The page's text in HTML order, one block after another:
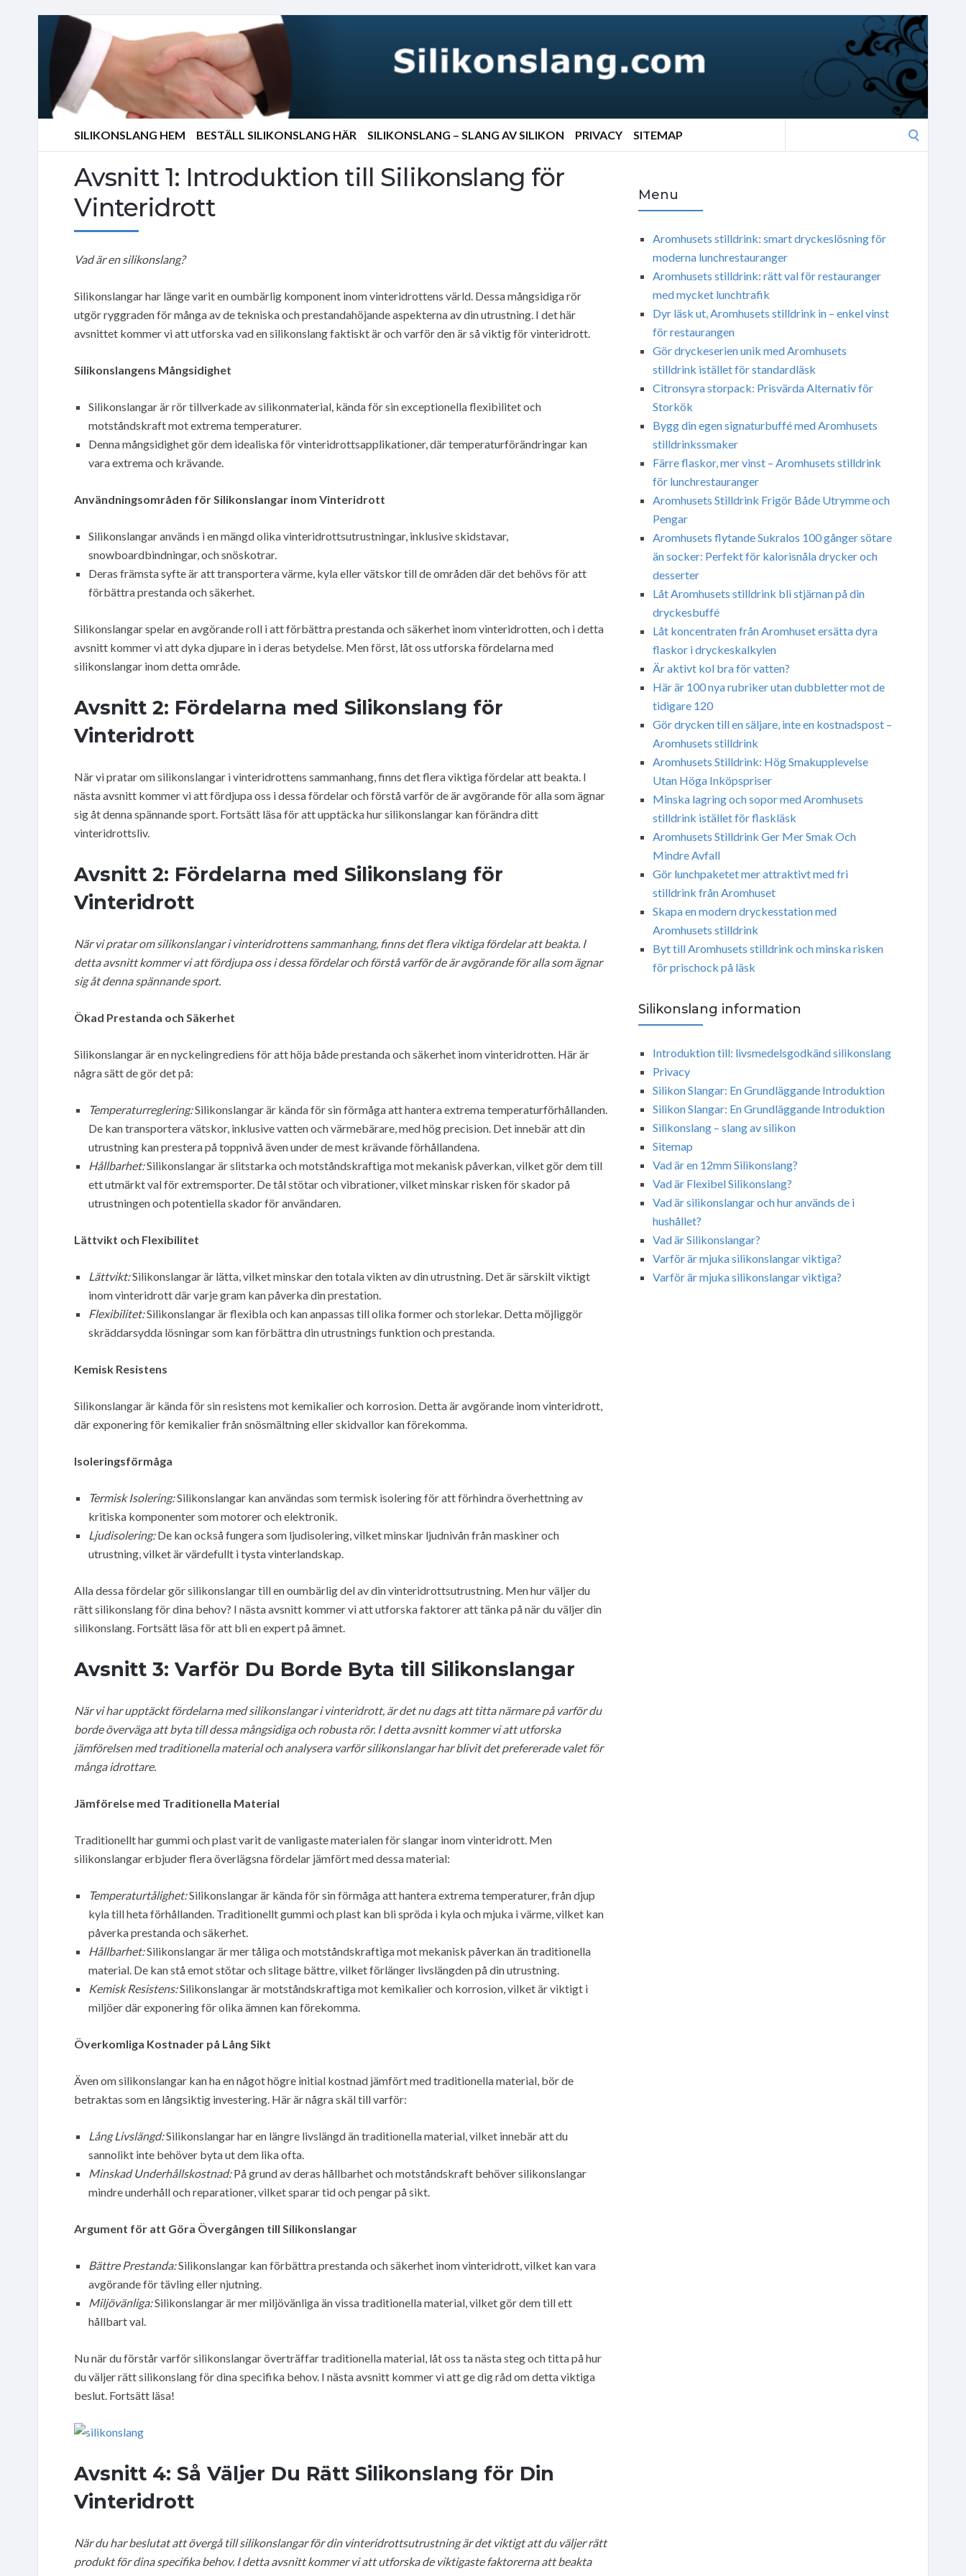
SILIKONSLANG HEM BESTÄLL SILIKONSLANG HÄR SILIKONSLANG – SLANG AV SILIKON PRIVACY SITEMAP
Avsnitt 1: Introduktion till Silikonslang för
Vinteridrott
Vad är en silikonslang?
Silikonslangar har länge varit en oumbärlig komponent inom vinteridrottens värld. Dessa mångsidiga rör
utgör ryggraden för många av de tekniska och prestandahöjande aspekterna av din utrustning. I det här
avsnittet kommer vi att utforska vad en silikonslang faktiskt är och varför den är så viktig för vinteridrott.
Silikonslangens Mångsidighet
Silikonslangar är rör tillverkade av silikonmaterial, kända för sin exceptionella flexibilitet och
motståndskraft mot extrema temperaturer.
Denna mångsidighet gör dem idealiska för vinteridrottsapplikationer, där temperaturförändringar kan
vara extrema och krävande.
Användningsområden för Silikonslangar inom Vinteridrott
Silikonslangar används i en mängd olika vinteridrottsutrustningar, inklusive skidstavar,
snowboardbindningar, och snöskotrar.
Deras främsta syfte är att transportera värme, kyla eller vätskor till de områden där det behövs för att
förbättra prestanda och säkerhet.
Silikonslangar spelar en avgörande roll i att förbättra prestanda och säkerhet inom vinteridrotten, och i detta
avsnitt kommer vi att dyka djupare in i deras betydelse. Men först, låt oss utforska fördelarna med
silikonslangar inom detta område.
Avsnitt 2: Fördelarna med Silikonslang för
Vinteridrott
När vi pratar om silikonslangar i vinteridrottens sammanhang, finns det flera viktiga fördelar att beakta. I
nästa avsnitt kommer vi att fördjupa oss i dessa fördelar och förstå varför de är avgörande för alla som ägnar
sig åt denna spännande sport. Fortsätt läsa för att upptäcka hur silikonslangar kan förändra ditt
vinteridrottsliv.
Avsnitt 2: Fördelarna med Silikonslang för
Vinteridrott
När vi pratar om silikonslangar i vinteridrottens sammanhang, finns det flera viktiga fördelar att beakta. I
detta avsnitt kommer vi att fördjupa oss i dessa fördelar och förstå varför de är avgörande för alla som ägnar
sig åt denna spännande sport.
Ökad Prestanda och Säkerhet
Silikonslangar är en nyckelingrediens för att höja både prestanda och säkerhet inom vinteridrotten. Här är
några sätt de gör det på:
Temperaturreglering:Silikonslangar är kända för sin förmåga att hantera extrema temperaturförhållanden.
De kan transportera vätskor, inklusive vatten och värmebärare, med hög precision. Det innebär att din
utrustning kan prestera på toppnivå även under de mest krävande förhållandena.
Hållbarhet:Silikonslangar är slitstarka och motståndskraftiga mot mekanisk påverkan, vilket gör dem till
ett utmärkt val för extremsporter. De tål stötar och vibrationer, vilket minskar risken för skador på
utrustningen och potentiella skador för användaren.
Lättvikt och Flexibilitet
Lättvikt:Silikonslangar är lätta, vilket minskar den totala vikten av din utrustning. Det är särskilt viktigt
inom vinteridrott där varje gram kan påverka din prestation.
Flexibilitet:Silikonslangar är flexibla och kan anpassas till olika former och storlekar. Detta möjliggör
skräddarsydda lösningar som kan förbättra din utrustnings funktion och prestanda.
Kemisk Resistens
Silikonslangar är kända för sin resistens mot kemikalier och korrosion. Detta är avgörande inom vinteridrott,
där exponering för kemikalier från snösmältning eller skidvallor kan förekomma.
Isoleringsförmåga
Termisk Isolering:Silikonslangar kan användas som termisk isolering för att förhindra överhettning av
kritiska komponenter som motorer och elektronik.
Ljudisolering:De kan också fungera som ljudisolering, vilket minskar ljudnivån från maskiner och
utrustning, vilket är värdefullt i tysta vinterlandskap.
Alla dessa fördelar gör silikonslangar till en oumbärlig del av din vinteridrottsutrustning. Men hur väljer du
rätt silikonslang för dina behov? I nästa avsnitt kommer vi att utforska faktorer att tänka på när du väljer din
silikonslang. Fortsätt läsa för att bli en expert på ämnet.
Avsnitt 3: Varför Du Borde Byta till Silikonslangar
När vi har upptäckt fördelarna med silikonslangar i vinteridrott, är det nu dags att titta närmare på varför du
borde överväga att byta till dessa mångsidiga och robusta rör. I detta avsnitt kommer vi att utforska
jämförelsen med traditionella material och analysera varför silikonslangar har blivit det prefererade valet för
många idrottare.
Jämförelse med Traditionella Material
Traditionellt har gummi och plast varit de vanligaste materialen för slangar inom vinteridrott. Men
silikonslangar erbjuder flera överlägsna fördelar jämfört med dessa material:
Temperaturtålighet:Silikonslangar är kända för sin förmåga att hantera extrema temperaturer, från djup
kyla till heta förhållanden. Traditionellt gummi och plast kan bli spröda i kyla och mjuka i värme, vilket kan
påverka prestanda och säkerhet.
Hållbarhet:Silikonslangar är mer tåliga och motståndskraftiga mot mekanisk påverkan än traditionella
material. De kan stå emot stötar och slitage bättre, vilket förlänger livslängden på din utrustning.
Kemisk Resistens:Silikonslangar är motståndskraftiga mot kemikalier och korrosion, vilket är viktigt i
miljöer där exponering för olika ämnen kan förekomma.
Överkomliga Kostnader på Lång Sikt
Även om silikonslangar kan ha en något högre initial kostnad jämfört med traditionella material, bör de
betraktas som en långsiktig investering. Här är några skäl till varför:
Lång Livslängd:Silikonslangar har en längre livslängd än traditionella material, vilket innebär att du
sannolikt inte behöver byta ut dem lika ofta.
Minskad Underhållskostnad:På grund av deras hållbarhet och motståndskraft behöver silikonslangar
mindre underhåll och reparationer, vilket sparar tid och pengar på sikt.
Argument för att Göra Övergången till Silikonslangar
Bättre Prestanda:Silikonslangar kan förbättra prestanda och säkerhet inom vinteridrott, vilket kan vara
avgörande för tävling eller njutning.
Miljövänliga:Silikonslangar är mer miljövänliga än vissa traditionella material, vilket gör dem till ett
hållbart val.
Nu när du förstår varför silikonslangar överträffar traditionella material, låt oss ta nästa steg och titta på hur
du väljer rätt silikonslang för dina specifika behov. I nästa avsnitt kommer vi att ge dig råd om detta viktiga
beslut. Fortsätt läsa!
Avsnitt 4: Så Väljer Du Rätt Silikonslang för Din
Vinteridrott
När du har beslutat att övergå till silikonslangar för din vinteridrottsutrustning är det viktigt att du väljer rätt
produkt för dina specifika behov. I detta avsnitt kommer vi att utforska de viktigaste faktorerna att beakta
Menu
Aromhusets stilldrink: smart dryckeslösning för
moderna lunchrestauranger
Aromhusets stilldrink: rätt val för restauranger
med mycket lunchtrafik
Dyr läsk ut, Aromhusets stilldrink in – enkel vinst
för restaurangen
Gör dryckeserien unik med Aromhusets
stilldrink istället för standardläsk
Citronsyra storpack: Prisvärda Alternativ för
Storkök
Bygg din egen signaturbuffé med Aromhusets
stilldrinkssmaker
Färre flaskor, mer vinst – Aromhusets stilldrink
för lunchrestauranger
Aromhusets Stilldrink Frigör Både Utrymme och
Pengar
Aromhusets flytande Sukralos 100 gånger sötare
än socker: Perfekt för kalorisnåla drycker och
desserter
Låt Aromhusets stilldrink bli stjärnan på din
dryckesbuffé
Låt koncentraten från Aromhuset ersätta dyra
flaskor i dryckeskalkylen
Är aktivt kol bra för vatten?
Här är 100 nya rubriker utan dubbletter mot de
tidigare 120
Gör drycken till en säljare, inte en kostnadspost –
Aromhusets stilldrink
Aromhusets Stilldrink: Hög Smakupplevelse
Utan Höga Inköpspriser
Minska lagring och sopor med Aromhusets
stilldrink istället för flaskläsk
Aromhusets Stilldrink Ger Mer Smak Och
Mindre Avfall
Gör lunchpaketet mer attraktivt med fri
stilldrink från Aromhuset
Skapa en modern dryckesstation med
Aromhusets stilldrink
Byt till Aromhusets stilldrink och minska risken
för prischock på läsk
Silikonslang information
Introduktion till: livsmedelsgodkänd silikonslang
Privacy
Silikon Slangar: En Grundläggande Introduktion
Silikon Slangar: En Grundläggande Introduktion
Silikonslang – slang av silikon
Sitemap
Vad är en 12mm Silikonslang?
Vad är Flexibel Silikonslang?
Vad är silikonslangar och hur används de i
hushållet?
Vad är Silikonslangar?
Varför är mjuka silikonslangar viktiga?
Varför är mjuka silikonslangar viktiga?